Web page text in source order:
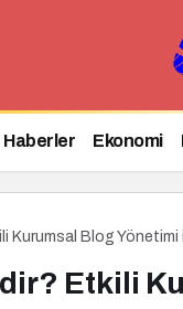
Haberler Ekonomi
Kurumsal Blog Yönetimi
Etkili
Asırlık